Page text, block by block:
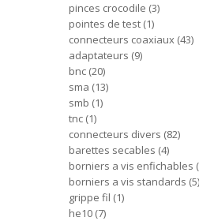
pinces crocodile 3
pointes de test 1
connecteurs coaxiaux 43
adaptateurs 9
bnc 20
sma 13
smb 1
tnc 1
connecteurs divers 82
barettes secables 4
borniers a vis enfichables
borniers a vis standards 5
grippe fil 1
he10 7